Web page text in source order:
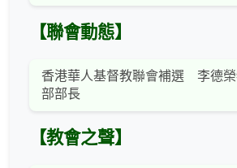
【聯會動態】
香港華人基督教聯會補選 李德榮
部部長
【教會之聲】